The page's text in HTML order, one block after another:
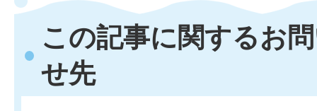
この記事に関するお
せ先